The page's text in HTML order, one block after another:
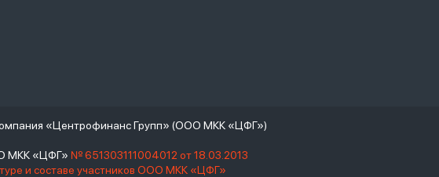
«Центрофинанс Групп» (ООО МКК «ЦФГ»)
МКК «ЦФГ» № 651303111004012 от 18.03.2013
и составе участников ООО МКК «ЦФГ»